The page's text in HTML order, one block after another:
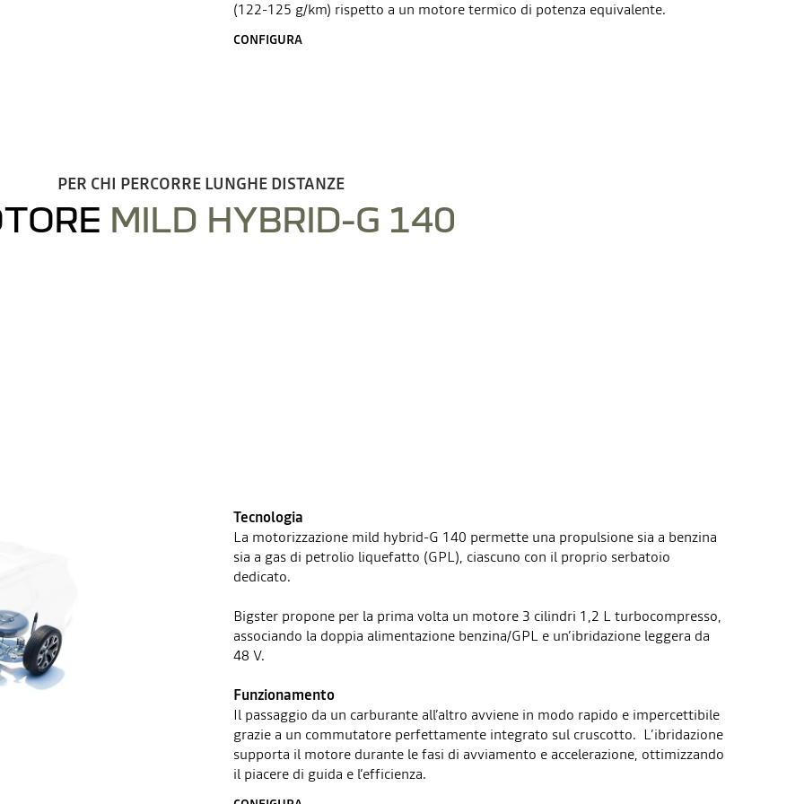
(122-125 g/km) rispetto a un motore termico di potenza equivalente.
CONFIGURA
PER CHI PERCORRE LUNGHE DISTANZE
MILD HYBRID-G 140
Tecnologia
La motorizzazione mild hybrid-G 140 permette una propulsione sia a benzina
sia a gas di petrolio liquefatto (GPL), ciascuno con il proprio serbatoio
dedicato.
Bigster propone per la prima volta un motore 3 cilindri 1,2 L turbocompresso,
associando la doppia alimentazione benzina/GPL e un’ibridazione leggera da
48 V.
Funzionamento
Il passaggio da un carburante all’altro avviene in modo rapido e impercettibile
grazie a un commutatore perfettamente integrato sul cruscotto. L’ibridazione
supporta il motore durante le fasi di avviamento e accelerazione, ottimizzando
il piacere di guida e l’efficienza.